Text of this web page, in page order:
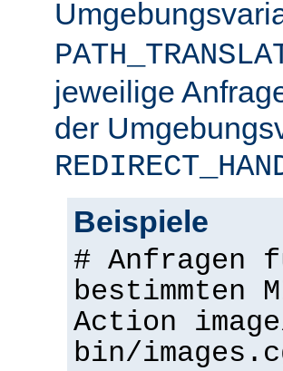
jeweilige
der
Beispiele
# Anfragen
bestimmten
Action
bin/